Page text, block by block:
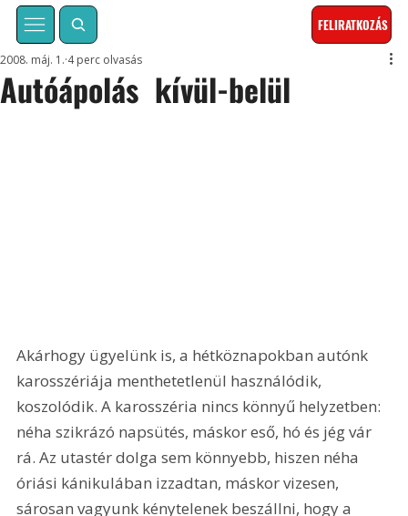
FELIRATKOZÁS
Autóápolás  kívül-belül
2008. máj. 1. 4 perc olvasás
Akárhogy ügyelünk is, a hétköznapokban autónk
karosszériája menthetetlenül használódik,
koszolódik. A karosszéria nincs könnyű helyzetben:
néha szikrázó napsütés, máskor eső, hó és jég vár
rá. Az utastér dolga sem könnyebb, hiszen néha
óriási kánikulában izzadtan, máskor vizesen,
sárosan vagyunk kénytelenek beszállni, hogy a